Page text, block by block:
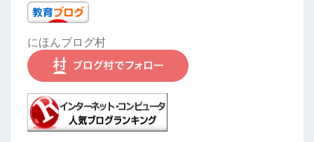
にほんブログ村